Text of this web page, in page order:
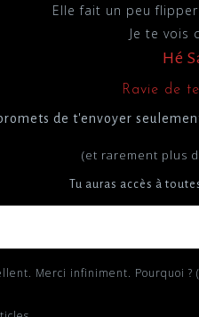
Elle fait un peu
Je te vois
Hé
Ravie de
de t'envoyer
(et rarement plus
Tu auras accès à
T'es chaud de recevoir de mes